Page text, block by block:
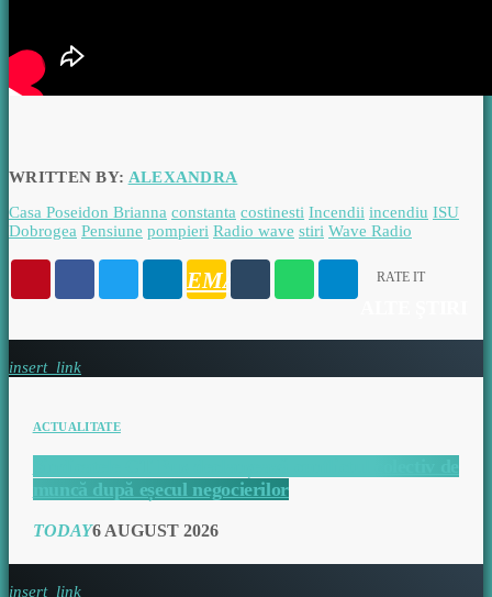
WRITTEN BY: ALEXANDRA
Casa Poseidon Brianna constanta costinesti Incendii incendiu ISU
Dobrogea Pensiune pompieri Radio wave stiri Wave Radio
EMAIL RATE IT
insert_link
ACTUALITATE
muncă după eșecul negocierilor
TODAY6 AUGUST 2026
insert_link